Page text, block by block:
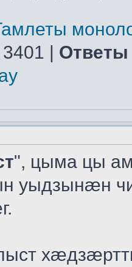
3401 | Ответы
", цыма цы
уыдзынæн